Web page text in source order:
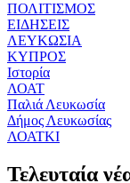
ΠΟΛΙΤΙΣΜΟΣ
ΕΙΔΗΣΕΙΣ
ΛΕΥΚΩΣΙΑ
ΚΥΠΡΟΣ
Ιστορία
ΛΟΑΤ
Παλιά Λευκωσία
Δήμος Λευκωσίας
ΛΟΑΤΚΙ
Τελευταία